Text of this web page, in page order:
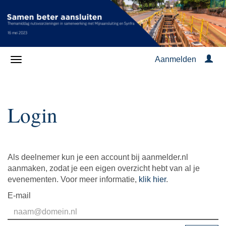
Aanmelden
Login
Als deelnemer kun je een account bij aanmelder.nl
aanmaken, zodat je een eigen overzicht hebt van al je
evenementen. Voor meer informatie, klik hier.
E-mail